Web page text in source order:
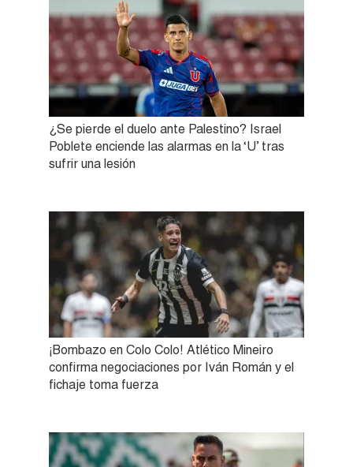
¿Se pierde el duelo ante Palestino? Israel
Poblete enciende las alarmas en la ‘U’ tras
sufrir una lesión
¡Bombazo en Colo Colo! Atlético Mineiro
confirma negociaciones por Iván Román y el
fichaje toma fuerza